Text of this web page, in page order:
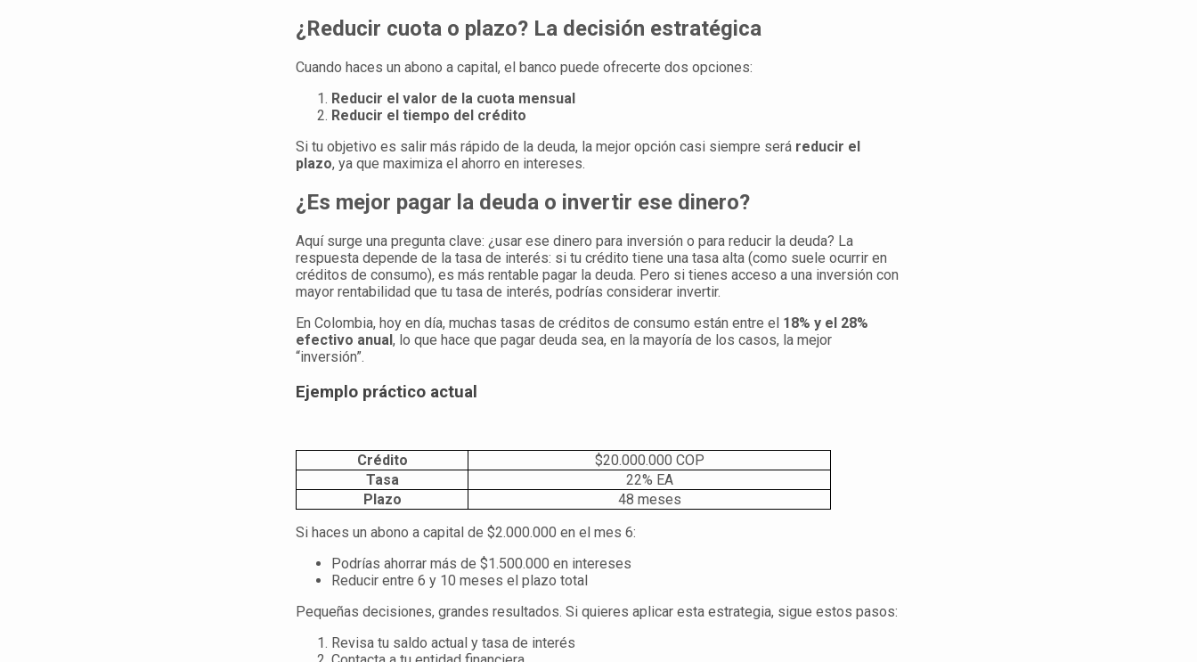
¿Reducir cuota o plazo? La decisión estratégica
Cuando haces un abono a capital, el banco puede ofrecerte dos opciones:
Reducir el valor de la cuota mensual
Reducir el tiempo del crédito
Si tu objetivo es salir más rápido de la deuda, la mejor opción casi siempre será reducir el
plazo, ya que maximiza el ahorro en intereses.
¿Es mejor pagar la deuda o invertir ese dinero?
Aquí surge una pregunta clave: ¿usar ese dinero para inversión o para reducir la deuda? La
respuesta depende de la tasa de interés: si tu crédito tiene una tasa alta (como suele ocurrir en
créditos de consumo), es más rentable pagar la deuda. Pero si tienes acceso a una inversión con
mayor rentabilidad que tu tasa de interés, podrías considerar invertir.
En Colombia, hoy en día, muchas tasas de créditos de consumo están entre el 18% y el 28%
efectivo anual , lo que hace que pagar deuda sea, en la mayoría de los casos, la mejor
“inversión”.
Ejemplo práctico actual
Crédito
$20.000.000 COP
Tasa
22% EA
Plazo
48 meses
Si haces un abono a capital de $2.000.000 en el mes 6:
Podrías ahorrar más de $1.500.000 en intereses
Reducir entre 6 y 10 meses el plazo total
Pequeñas decisiones, grandes resultados. Si quieres aplicar esta estrategia, sigue estos pasos:
Revisa tu saldo actual y tasa de interés